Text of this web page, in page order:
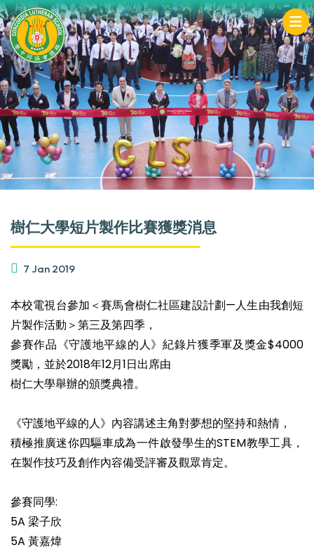
樹仁大學短片製作比賽獲獎消息
7 Jan 2019
本校電視台參加＜賽馬會樹仁社區建設計劃—人生由我創短
片製作活動＞第三及第四季，
參賽作品《守護地平線的人》紀錄片獲季軍及獎金$4000
獎勵，並於2018年12月1日出席由
樹仁大學舉辦的頒獎典禮。
《守護地平線的人》內容講述主角對夢想的堅持和熱情，
積極推廣迷你四驅車成為一件啟發學生的STEM教學工具，
在製作技巧及創作內容備受評審及觀眾肯定。
參賽同學:
5A 梁子欣
5A 黃嘉煒